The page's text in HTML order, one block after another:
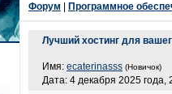
Форум Программное
Лучший хостинг для
Имя: ecaterinasss (Новичок)
Дата: 4 декабря 2025 года,